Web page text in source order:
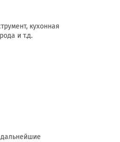
кухонная
и т.д.